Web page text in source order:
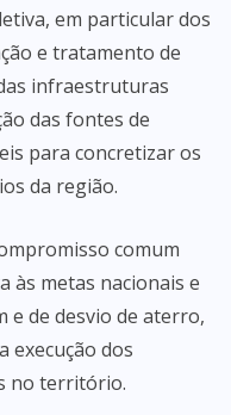
em particular dos
e tratamento de
infraestruturas
das fontes de
para concretizar os
da região.
comum
às metas nacionais e
e de desvio de aterro,
execução dos
no território.